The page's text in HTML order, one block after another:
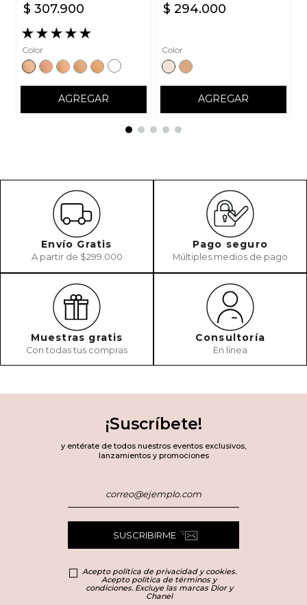
$ 307.900
★★★★★
Color
AGREGAR
$ 294.000
Color
AGREGAR
Envío Gratis
A partir de $299.000
Pago seguro
Múltiples medios de pago
Muestras gratis
Con todas tus compras
Consultoría
En línea
¡Suscríbete!
y entérate de todos nuestros eventos exclusivos,
lanzamientos y promociones
SUSCRIBIRME
Acepto política de privacidad y cookies.
Acepto política de términos y
condiciones. Excluye las marcas Dior y
Chanel